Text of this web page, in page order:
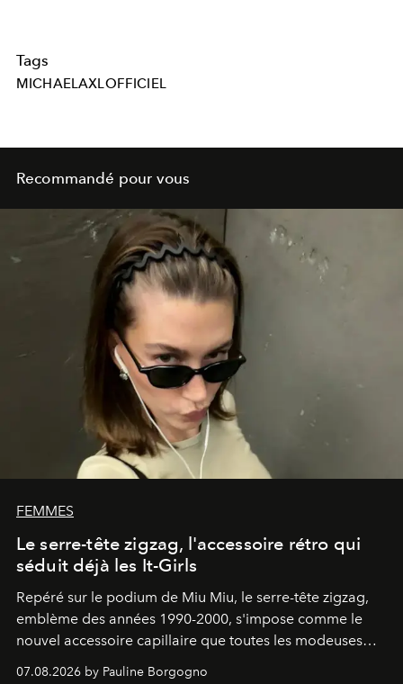
Tags
MICHAELAXLOFFICIEL
Recommandé pour vous
FEMMES
Le serre-tête zigzag, l'accessoire rétro qui
séduit déjà les It-Girls
Repéré sur le podium de Miu Miu, le serre-tête zigzag,
emblème des années 1990-2000, s'impose comme le
nouvel accessoire capillaire que toutes les modeuses
07.08.2026 by Pauline Borgogno